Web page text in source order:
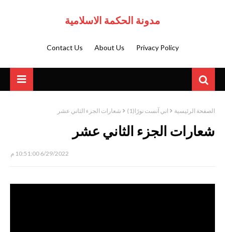
مدونة الحكمة الاسلامية
Privacy Policy
About Us
Contact Us
الصفحة الرئيسية اني آنست نورًا(1) شعارات الجزء الثاني عشر
شعارات الجزء الثاني عشر
6/29/2022 10:51:00 م